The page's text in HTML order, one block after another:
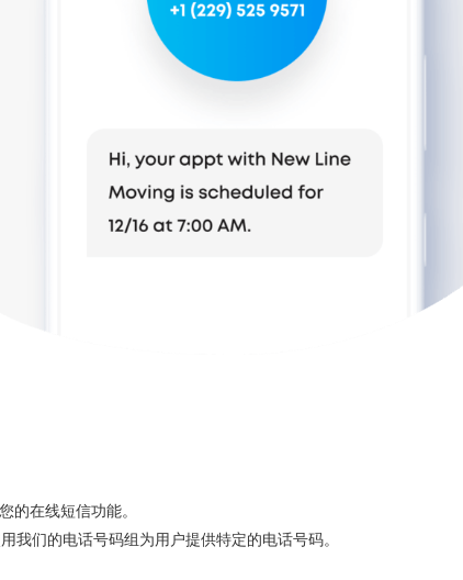
的在线短信功能。
我们的电话号码组为用户提供特定的电话号码。